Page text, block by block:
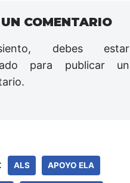
COMENTARIO
debes estar
para publicar un
ALS APOYO ELA